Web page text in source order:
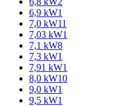
6,9 kW1
7,0 kW11
7,03 kW1
7,1 kW8
7,3 kW1
7,91 kW1
8,0 kW10
9,0 kW1
9,5 kW1